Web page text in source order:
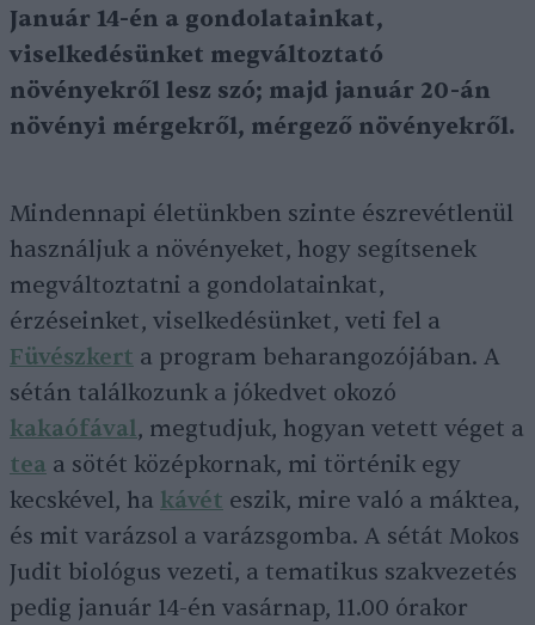
Január 14-én a gondolatainkat,
viselkedésünket megváltoztató
növényekről lesz szó; majd január 20-án
növényi mérgekről, mérgező növényekről.
Mindennapi életünkben szinte észrevétlenül
használjuk a növényeket, hogy segítsenek
megváltoztatni a gondolatainkat,
érzéseinket, viselkedésünket, veti fel a
Füvészkert a program beharangozójában. A
sétán találkozunk a jókedvet okozó
kakaófával, megtudjuk, hogyan vetett véget a
tea a sötét középkornak, mi történik egy
kecskével, ha kávét eszik, mire való a máktea,
és mit varázsol a varázsgomba. A sétát Mokos
Judit biológus vezeti, a tematikus szakvezetés
pedig január 14-én vasárnap, 11.00 órakor